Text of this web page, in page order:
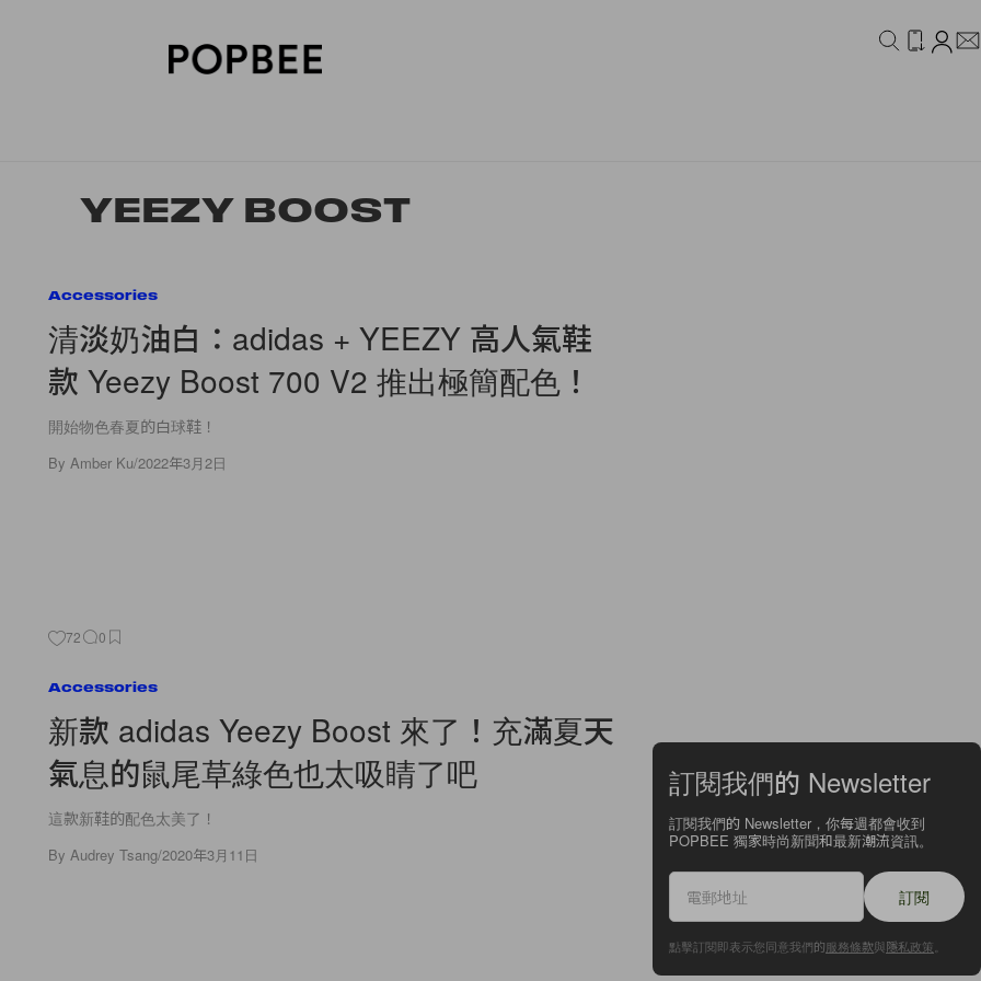
YEEZY BOOST
Accessories
清淡奶油白：adidas + YEEZY 高人氣鞋
款 Yeezy Boost 700 V2 推出極簡配色！
開始物色春夏的白球鞋！
By Amber Ku/2022年3月2日
72 0
Accessories
新款 adidas Yeezy Boost 來了！充滿夏天
氣息的鼠尾草綠色也太吸睛了吧
這款新鞋的配色太美了！
By Audrey Tsang/2020年3月11日
訂閱我們的 Newsletter
訂閱我們的 Newsletter，你每週都會收到
POPBEE 獨家時尚新聞和最新潮流資訊。
訂閱
點擊訂閱即表示您同意我們的服務條款與隱私政策